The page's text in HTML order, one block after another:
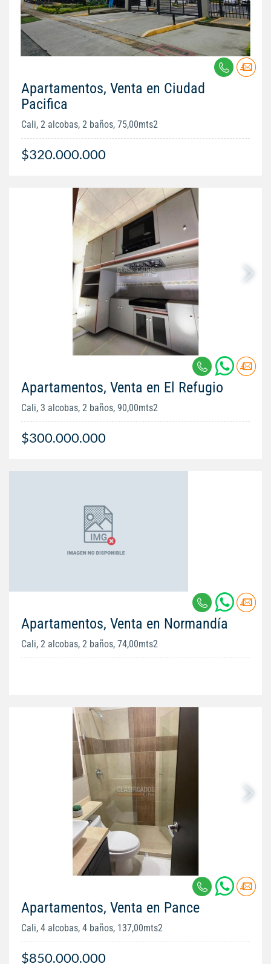
Apartamentos, Venta en Ciudad
Pacifica
Cali, 2 alcobas, 2 baños, 75,00mts2
$320.000.000
Apartamentos, Venta en El Refugio
Cali, 3 alcobas, 2 baños, 90,00mts2
$300.000.000
Apartamentos, Venta en Normandía
Cali, 2 alcobas, 2 baños, 74,00mts2
Apartamentos, Venta en Pance
Cali, 4 alcobas, 4 baños, 137,00mts2
$850.000.000